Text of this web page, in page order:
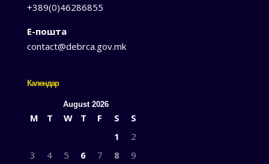
+389(0)46286855
Е-пошта
contact@debrca.gov.mk
Календар
August 2026
M T W T F S
S
1
2
3
4 5 6 7 8
9